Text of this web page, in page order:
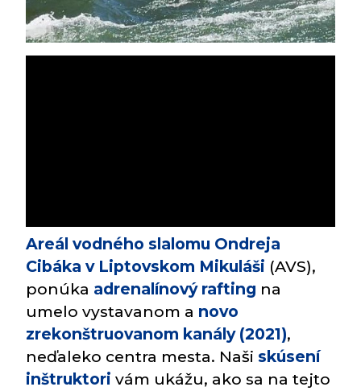
Areál vodného slalomu Ondreja
Cibáka v Liptovskom Mikuláši (AVS),
ponúka adrenalínový rafting na
umelo vystavanom a novo
zrekonštruovanom kanály (2021),
neďaleko centra mesta. Naši skúsení
inštruktori vám ukážu, ako sa na tejto